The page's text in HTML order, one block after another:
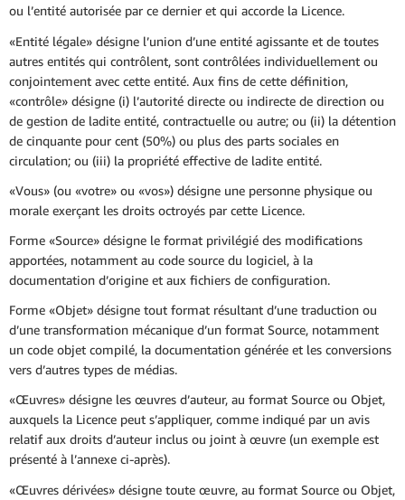
ou l’entité autorisée par ce dernier et qui accorde la Licence.
«Entité légale» désigne l’union d’une entité agissante et de toutes
autres entités qui contrôlent, sont contrôlées individuellement ou
conjointement avec cette entité. Aux fins de cette définition,
«contrôle» désigne (i) l’autorité directe ou indirecte de direction ou
de gestion de ladite entité, contractuelle ou autre; ou (ii) la détention
de cinquante pour cent (50%) ou plus des parts sociales en
circulation; ou (iii) la propriété effective de ladite entité.
«Vous» (ou «votre» ou «vos») désigne une personne physique ou
morale exerçant les droits octroyés par cette Licence.
Forme «Source» désigne le format privilégié des modifications
apportées, notamment au code source du logiciel, à la
documentation d’origine et aux fichiers de configuration.
Forme «Objet» désigne tout format résultant d’une traduction ou
d’une transformation mécanique d’un format Source, notamment
un code objet compilé, la documentation générée et les conversions
vers d’autres types de médias.
«Œuvres» désigne les œuvres d’auteur, au format Source ou Objet,
auxquels la Licence peut s’appliquer, comme indiqué par un avis
relatif aux droits d’auteur inclus ou joint à œuvre (un exemple est
présenté à l’annexe ci-après).
«Œuvres dérivées» désigne toute œuvre, au format Source ou Objet,